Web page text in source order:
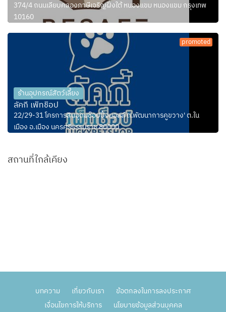
374/4 ถนนเลียบคลองภาษีเจริญฝั่งใต้ หนองแขม หนองแขม กรุงเทพ
10160
promoted
ร้านอุปกรณ์สัตว์เลี้ยง
ลัคกี้ เพ็ทช็อป
22/29-31 โครการสินอุดมช๊อปปิ้งมอลล์ ถ.พัฒนาการคูขวาง' ต.ใน
เมือง อ.เมือง นครศรีธรรมราช 80000
สถานที่ใกล้เคียง
บทความ เกี่ยวกับเรา
ข้อตกลงในการลงประกาศ
เงื่อนไขการให้บริการ
นโยบายข้อมูลส่วนบุคคล